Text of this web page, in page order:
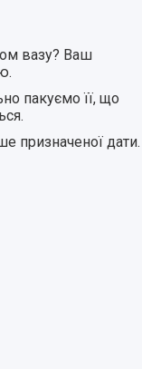
вазу? Ваш
пакуємо її, що
призначеної дати.